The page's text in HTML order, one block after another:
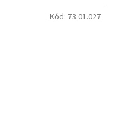
Kód: 73.01.027